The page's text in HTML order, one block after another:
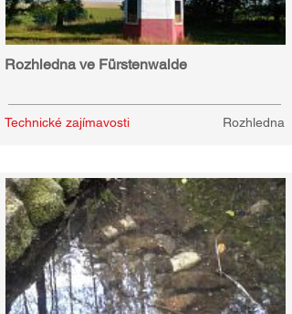
Rozhledna ve Fürstenwalde
Technické zajímavosti Rozhledna